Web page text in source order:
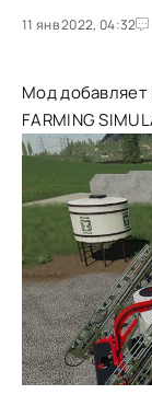
11 янв 2022, 04:32
1 2 3 4 5
Мод добавляет
FARMING